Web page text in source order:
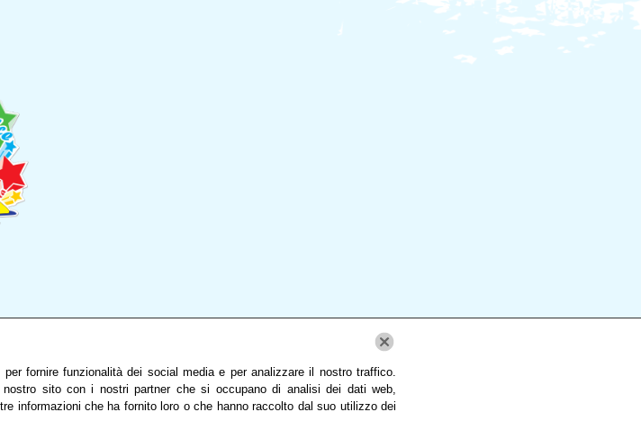
fornire funzionalità dei social media e per analizzare il nostro traffico.
sito con i nostri partner che si occupano di analisi dei dati web,
informazioni che ha fornito loro o che hanno raccolto dal suo utilizzo dei